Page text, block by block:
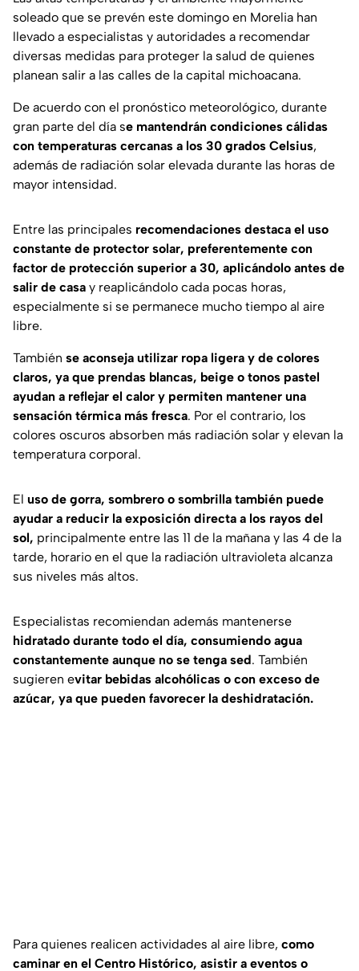
soleado que se prevén este domingo en Morelia han
llevado a especialistas y autoridades a recomendar
diversas medidas para proteger la salud de quienes
planean salir a las calles de la capital michoacana.
De acuerdo con el pronóstico meteorológico, durante
gran parte del día se mantendrán condiciones cálidas
con temperaturas cercanas a los 30 grados Celsius,
además de radiación solar elevada durante las horas de
mayor intensidad.
Entre las principales recomendaciones destaca el uso
constante de protector solar, preferentemente con
factor de protección superior a 30, aplicándolo antes de
salir de casa y reaplicándolo cada pocas horas,
especialmente si se permanece mucho tiempo al aire
libre.
También se aconseja utilizar ropa ligera y de colores
claros, ya que prendas blancas, beige o tonos pastel
ayudan a reflejar el calor y permiten mantener una
sensación térmica más fresca. Por el contrario, los
colores oscuros absorben más radiación solar y elevan la
temperatura corporal.
El uso de gorra, sombrero o sombrilla también puede
ayudar a reducir la exposición directa a los rayos del
sol, principalmente entre las 11 de la mañana y las 4 de la
tarde, horario en el que la radiación ultravioleta alcanza
sus niveles más altos.
Especialistas recomiendan además mantenerse
hidratado durante todo el día, consumiendo agua
constantemente aunque no se tenga sed. También
sugieren evitar bebidas alcohólicas o con exceso de
azúcar, ya que pueden favorecer la deshidratación.
Para quienes realicen actividades al aire libre, como
caminar en el Centro Histórico, asistir a eventos o